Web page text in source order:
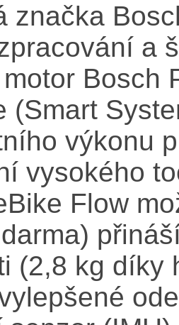
značka
a
Bosch
(Smart
výkonu
vysokého
Flow
(2,8 kg díky